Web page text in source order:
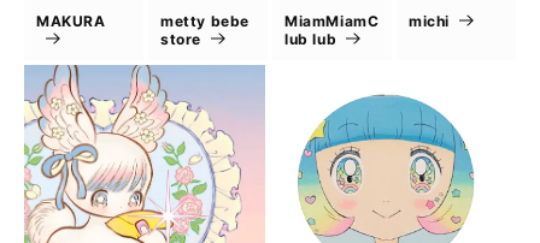
MAKURA
metty bebe
store
MiamMiamC
lub lub
michi